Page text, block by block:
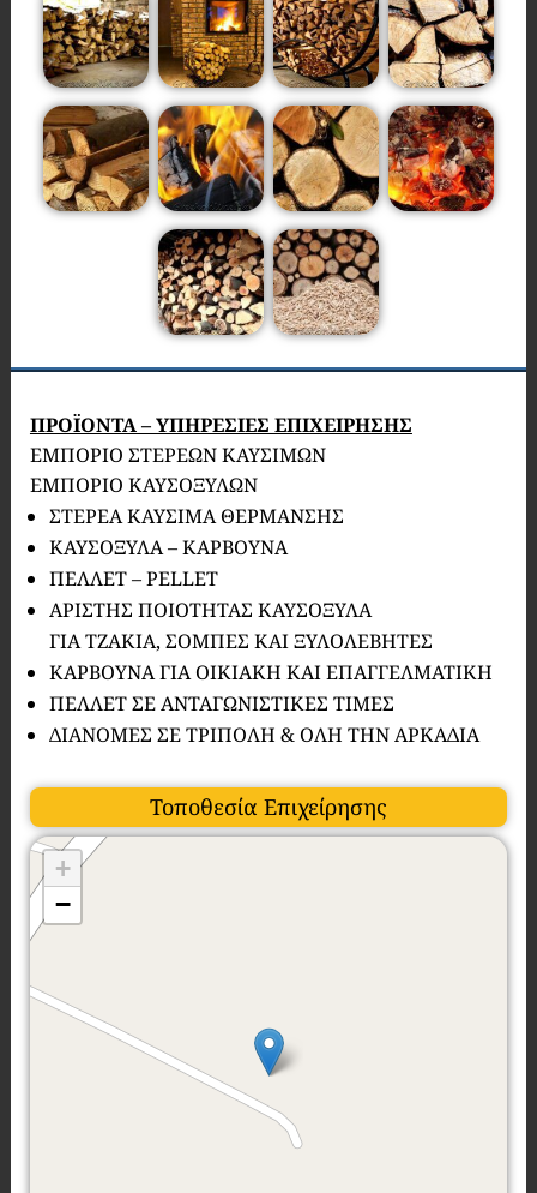
ΠΡΟΪΟΝΤΑ – ΥΠΗΡΕΣΙΕΣ ΕΠΙΧΕΙΡΗΣΗΣ
ΕΜΠΟΡΙΟ ΣΤΕΡΕΩΝ ΚΑΥΣΙΜΩΝ
ΕΜΠΟΡΙΟ ΚΑΥΣΟΞΥΛΩΝ
ΣΤΕΡΕΑ ΚΑΥΣΙΜΑ ΘΕΡΜΑΝΣΗΣ
ΚΑΥΣΟΞΥΛΑ – ΚΑΡΒΟΥΝΑ
ΠΕΛΛΕΤ – PELLET
ΑΡΙΣΤΗΣ ΠΟΙΟΤΗΤΑΣ ΚΑΥΣΟΞΥΛΑ
ΓΙΑ ΤΖΑΚΙΑ, ΣΟΜΠΕΣ ΚΑΙ ΞΥΛΟΛΕΒΗΤΕΣ
ΚΑΡΒΟΥΝΑ ΓΙΑ ΟΙΚΙΑΚΗ ΚΑΙ ΕΠΑΓΓΕΛΜΑΤΙΚΗ
ΠΕΛΛΕΤ ΣΕ ΑΝΤΑΓΩΝΙΣΤΙΚΕΣ ΤΙΜΕΣ
ΔΙΑΝΟΜΕΣ ΣΕ ΤΡΙΠΟΛΗ & ΟΛΗ ΤΗΝ ΑΡΚΑΔΙΑ
Τοποθεσία Επιχείρησης
+
−